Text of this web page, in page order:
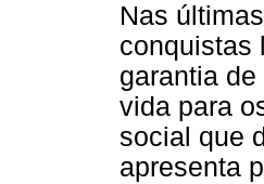
Nas
conquistas
garantia
vida para
social que
apresenta